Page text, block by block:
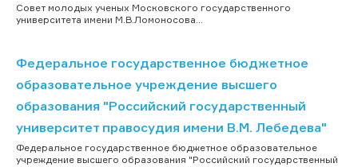
Совет молодых ученых Московского государственного
университета имени М.В.Ломоносова...
Федеральное государственное бюджетное
образовательное учреждение высшего
образования "Российский государственный
университет правосудия имени В.М. Лебедева"
Федеральное государственное бюджетное образовательное
учреждение высшего образования "Российский государственный